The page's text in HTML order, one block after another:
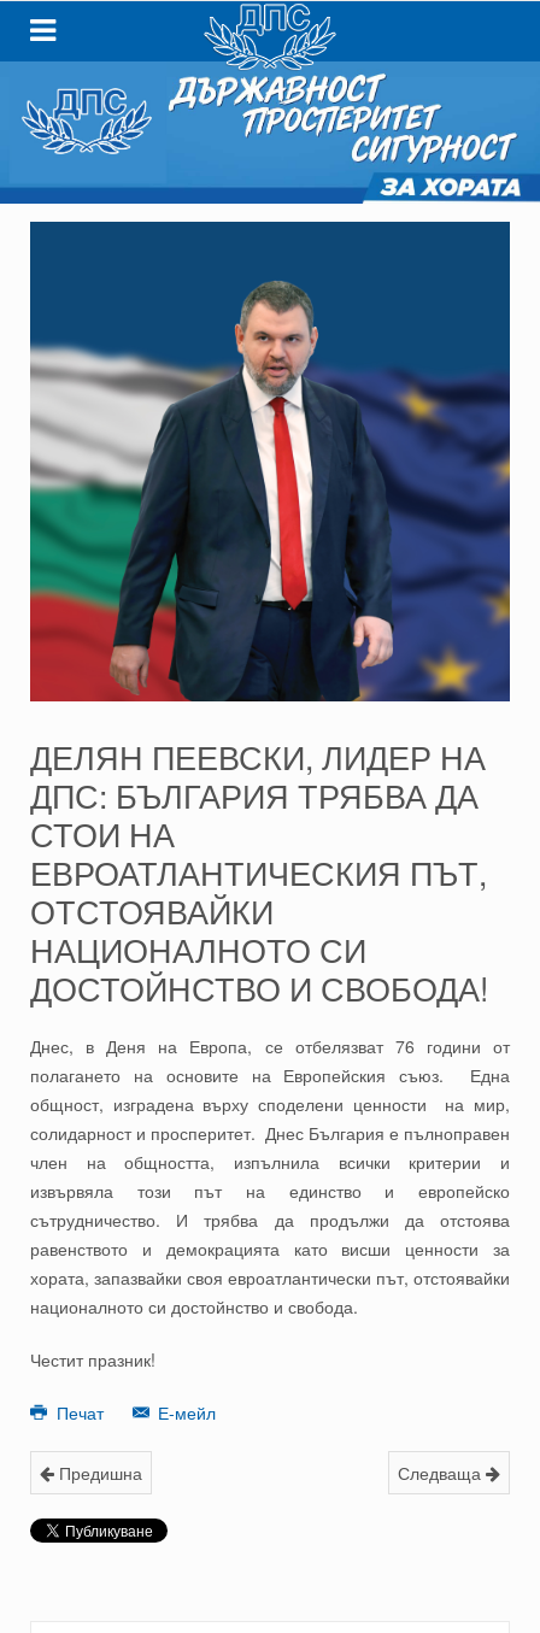
ДЕЛЯН ПЕЕВСКИ, ЛИДЕР НА
ДПС: БЪЛГАРИЯ ТРЯБВА ДА
СТОИ НА
ЕВРОАТЛАНТИЧЕСКИЯ ПЪТ,
ОТСТОЯВАЙКИ
НАЦИОНАЛНОТО СИ
ДОСТОЙНСТВО И СВОБОДА!
Днес, в Деня на Европа, се отбелязват 76 години от
полагането на основите на Европейския съюз. Една
общност, изградена върху споделени ценности на мир,
солидарност и просперитет. Днес България е пълноправен
член на общността, изпълнила всички критерии и
извървяла този път на единство и европейско
сътрудничество. И трябва да продължи да отстоява
равенството и демокрацията като висши ценности за
хората, запазвайки своя евроатлантически път, отстоявайки
националното си достойнство и свобода.
Честит празник!
Печат Е-мейл
Предишна Следваща